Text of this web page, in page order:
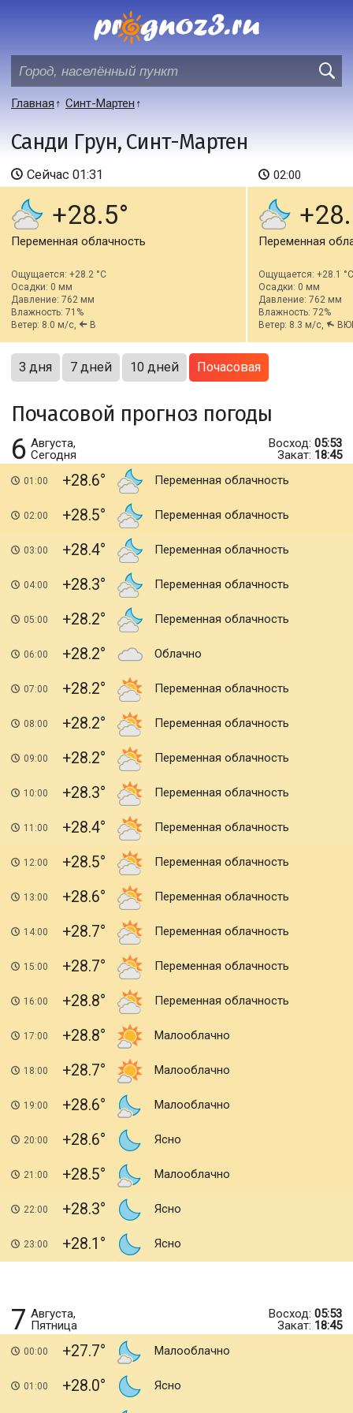
Главная Синт-Мартен
Санди Грун, Синт-Мартен
Сейчас 01:31
+28.5
Переменная облачность
Ощущается: +28.2 °C
Осадки: 0 мм
Давление: 762 мм
Влажность: 71%
Ветер: 8.0 м/с,
В
02:00
Переменная
Ощущается: +28.1 °C
Осадки: 0 мм
Давление: 762 мм
Влажность: 72%
Ветер: 8.3 м/с,
3 дня 7 дней 10 дней Почасовая
Почасовой прогноз погоды
6 Августа,
Сегодня
Восход: 05:53
Закат: 18:45
01:00 +28.6 Переменная облачность
02:00 +28.5 Переменная облачность
03:00 +28.4 Переменная облачность
04:00 +28.3 Переменная облачность
05:00 +28.2 Переменная облачность
06:00 +28.2 Облачно
07:00 +28.2 Переменная облачность
08:00 +28.2 Переменная облачность
09:00 +28.2 Переменная облачность
10:00 +28.3 Переменная облачность
11:00 +28.4 Переменная облачность
12:00 +28.5 Переменная облачность
13:00 +28.6 Переменная облачность
14:00 +28.7 Переменная облачность
15:00 +28.7 Переменная облачность
16:00 +28.8 Переменная облачность
17:00 +28.8 Малооблачно
18:00 +28.7 Малооблачно
19:00 +28.6 Малооблачно
20:00 +28.6 Ясно
21:00 +28.5 Малооблачно
22:00 +28.3 Ясно
23:00 +28.1 Ясно
7 Августа,
Пятница
Восход: 05:53
Закат: 18:45
00:00 +27.7 Малооблачно
01:00 +28.0 Ясно